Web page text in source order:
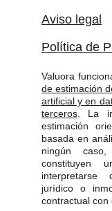
Valuora
de estimación
artificial y en
terceros . La
estimación
basada en
ningún caso,
constituyen
interpretarse
jurídico o
contractual con
Aviso legal
Política de